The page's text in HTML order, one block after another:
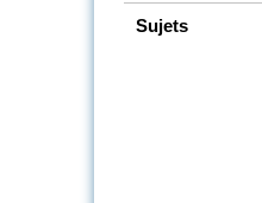
Sujets